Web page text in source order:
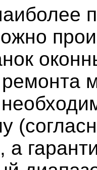
ремонта
а